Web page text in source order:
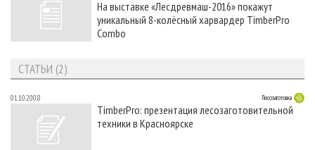
СУШКА ДРЕВЕСИНЫ
ПРОИЗВОДСТВО ДРЕВЕСНЫХ ПЛИТ
ПРОИЗВОДСТВО МЕБЕЛИ
БИОЭНЕРГЕТИКА
ЦБП
ПЕРСОНЫ
МОБИЛЬНЫЕ ВЫСТАВКИ
ПРИОРИТЕТНЫЕ ИНВЕСТПРОЕКТЫ
RUSSIAN FORESTRY REVIEW
ГАЗЕТА ЛЕСПРОМФОРУМ
КОНТАКТЫ
РЕКЛАМА
РЕКЛАМА НА САЙТЕ
На выставке «Лесдревмаш-2016» покажут
уникальный 8-колёсный харвардер TimberPro
Combo
СТАТЬИ (2)
01.10.2008 Лесозаготовка
TimberPro: презентация лесозаготовительной
техники в Красноярске